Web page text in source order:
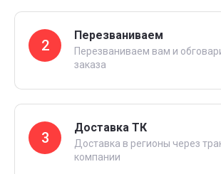
2
Перезваниваем
Перезваниваем вам и
заказа
3
Доставка ТК
Доставка в регионы через
компании